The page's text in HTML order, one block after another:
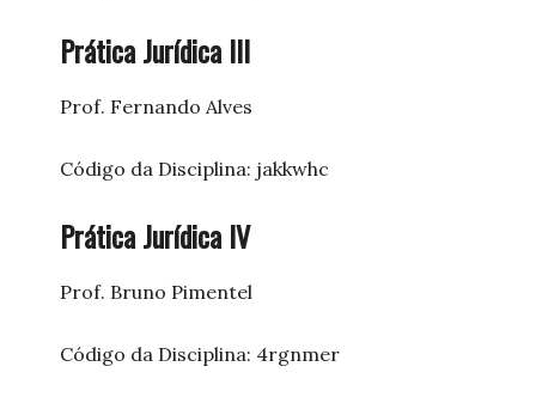
Prática Jurídica III
Prof. Fernando Alves
Código da Disciplina: jakkwhc
Prática Jurídica IV
Prof. Bruno Pimentel
Código da Disciplina: 4rgnmer